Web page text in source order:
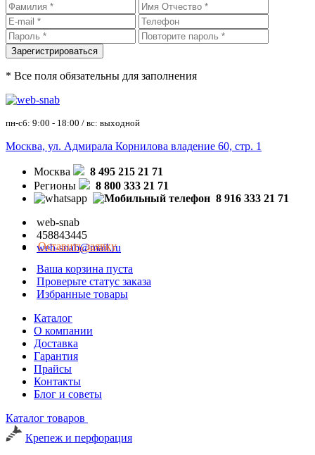
* Все поля обязательны для заполнения
пн-сб: 9:00 - 18:00 / вс: выходной
Москва, ул. Адмирала Корнилова владение 60, стр. 1
Москва
8 495 215 21 71
Регионы
8 800 333 21 71
8 916 333 21 71
web-snab
458843445
web-snab@mail.ru
Оставить заявку
Ваша корзина пуста
Проверьте статус заказа
Избранные товары
Каталог
О компании
Доставка
Гарантия
Прайсы
Контакты
Блог и советы
Каталог товаров
Крепеж и перфорация